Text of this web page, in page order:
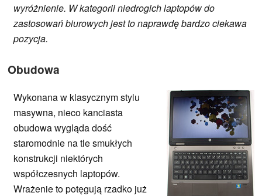
wyróżnienie. W kategorii niedrogich laptopów do
zastosowań biurowych jest to naprawdę bardzo ciekawa
pozycja.
Obudowa
Wykonana w klasycznym stylu
masywna, nieco kanciasta
obudowa wygląda dość
staromodnie na tle smukłych
konstrukcji niektórych
współczesnych laptopów.
Wrażenie to potęgują rzadko już